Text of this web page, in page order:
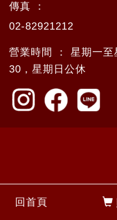
回首頁
傳真 ：
02-82921212
營業時間 ： 星期一至
30，星期日公休